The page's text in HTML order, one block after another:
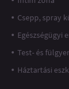
Csepp, spray
Egészségügyi
Test- és
Háztartási